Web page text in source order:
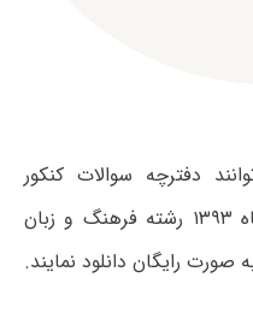
دفترچه سوالات کنکور
کارشناسی ارشد سراسری بهمن ماه ۱۳۹۳ رشته فرهنگ و زبان
صورت رایگان دانلود نمایند.